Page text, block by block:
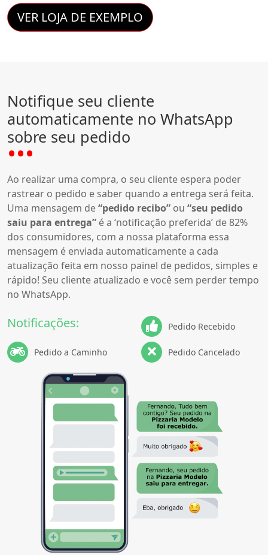
VER LOJA DE EXEMPLO
Notifique seu cliente
automaticamente no WhatsApp
sobre seu pedido
Ao realizar uma compra, o seu cliente espera poder
rastrear o pedido e saber quando a entrega será feita.
Uma mensagem de“pedido recibo” ou “seu pedido
saiu para entrega” é a ‘notificação preferida’ de 82%
dos consumidores, com a nossa plataforma essa
mensagem é enviada automaticamente a cada
atualização feita em nosso painel de pedidos, simples e
rápido! Seu cliente atualizado e você sem perder tempo
no WhatsApp.
Notificações: Pedido Recebido
Pedido a Caminho Pedido Cancelado